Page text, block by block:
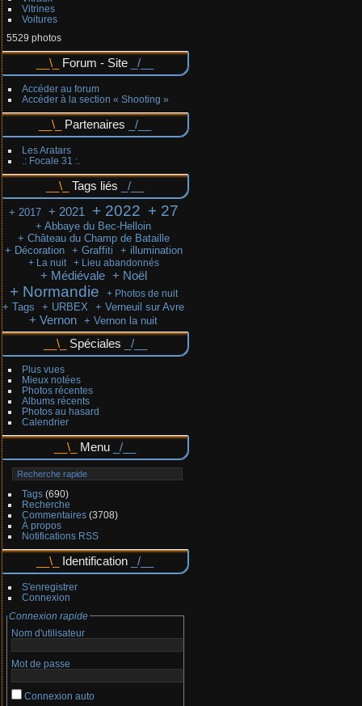
Vitrines
Voitures
5529 photos
Forum - Site
Accéder au forum
Accéder à la section « Shooting »
Partenaires
Les Aratars
.: Focale 31 :.
Tags liés
+ 2017 + 2021 + 2022 + 27
+ Abbaye du Bec-Helloin
+ Château du Champ de Bataille
+ Décoration
+ Graffiti + illumination
+ La nuit + Lieu abandonnés
+ Médiévale + Noël
+ Normandie + Photos de nuit
+ Tags + URBEX + Verneuil sur Avre
+ Vernon + Vernon la nuit
Spéciales
Plus vues
Mieux notées
Photos récentes
Albums récents
Photos au hasard
Calendrier
Menu
Tags(690)
Recherche
Commentaires(3708)
À propos
Notifications RSS
Identification
S'enregistrer
Connexion
Connexion rapide
Nom d'utilisateur
Mot de passe
Connexion auto